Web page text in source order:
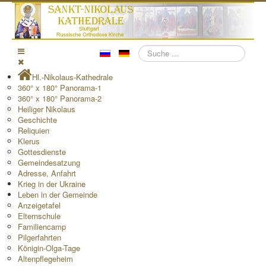
Suchen
Hl.-Nikolaus-Kathedrale
360° x 180° Panorama-1
360° x 180° Panorama-2
Heiliger Nikolaus
Geschichte
Reliquien
Klerus
Gottesdienste
Gemeindesatzung
Adresse, Anfahrt
Krieg in der Ukraine
Leben in der Gemeinde
Anzeigetafel
Elternschule
Familiencamp
Pilgerfahrten
Königin-Olga-Tage
Altenpflegeheim